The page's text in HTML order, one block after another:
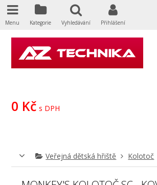
0 Kč s DPH
Veřejná dětská hřiště Kolotoč
Menu Kategorie Vyhledávání Přihlášení